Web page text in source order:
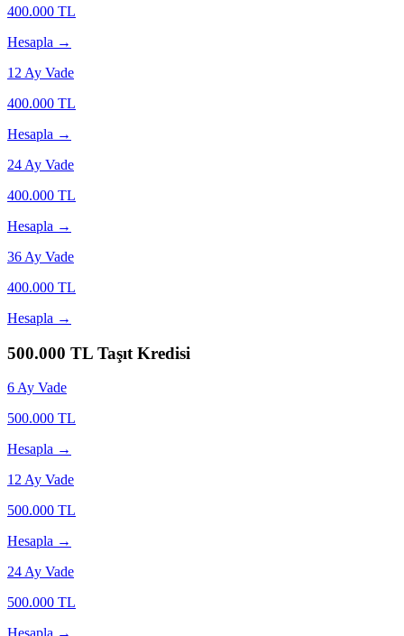
400.000 TL
Hesapla →
12 Ay Vade
400.000 TL
Hesapla →
24 Ay Vade
400.000 TL
Hesapla →
36 Ay Vade
400.000 TL
Hesapla →
500.000 TL Taşıt Kredisi
6 Ay Vade
500.000 TL
Hesapla →
12 Ay Vade
500.000 TL
Hesapla →
24 Ay Vade
500.000 TL